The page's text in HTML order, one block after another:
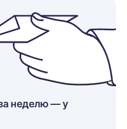
неделю — у